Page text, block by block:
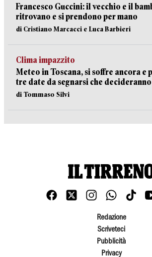
Francesco Guccini: il vecchio e il
ritrovano e si prendono per mano
di Cristiano Marcacci e Luca Barbieri
Clima impazzito
Meteo in Toscana, si soffre ancora e
tre date da segnarsi che decideranno
di Tommaso Silvi
Redazione
Scriveteci
Pubblicità
Privacy